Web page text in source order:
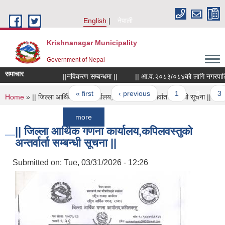
English
नेपाली
Krishnanagar Municipality
Government of Nepal
समाचार ||नविकरण सम्बन्धमा || || आ.व.२०८३/०८४को लागि नगरपालिकाले
Pages
« first ‹ previous 1 2 3
You are here
Home » || जिल्ला आर्थिक गणना कार्यालय,कपिलवस्तुको अन्तर्वार्ता सम्बन्धी सूचना ||
|| जिल्ला आर्थिक गणना कार्यालय,कपिलवस्तुको
अन्तर्वार्ता सम्बन्धी सूचना ||
Submitted on: Tue, 03/31/2026 - 12:26